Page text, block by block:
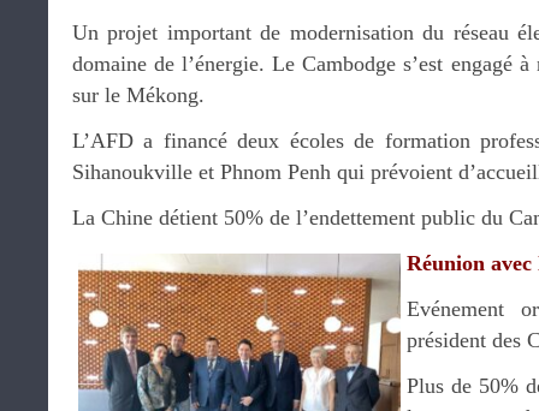
Un projet important de modernisation du réseau
domaine de l’énergie. Le Cambodge s’est engagé
sur le Mékong.
L’AFD a financé deux écoles de formation
Sihanoukville et Phnom Penh qui prévoient
La Chine détient 50% de l’endettement public du
Réunion avec
Evénement
président des
Plus de 50%